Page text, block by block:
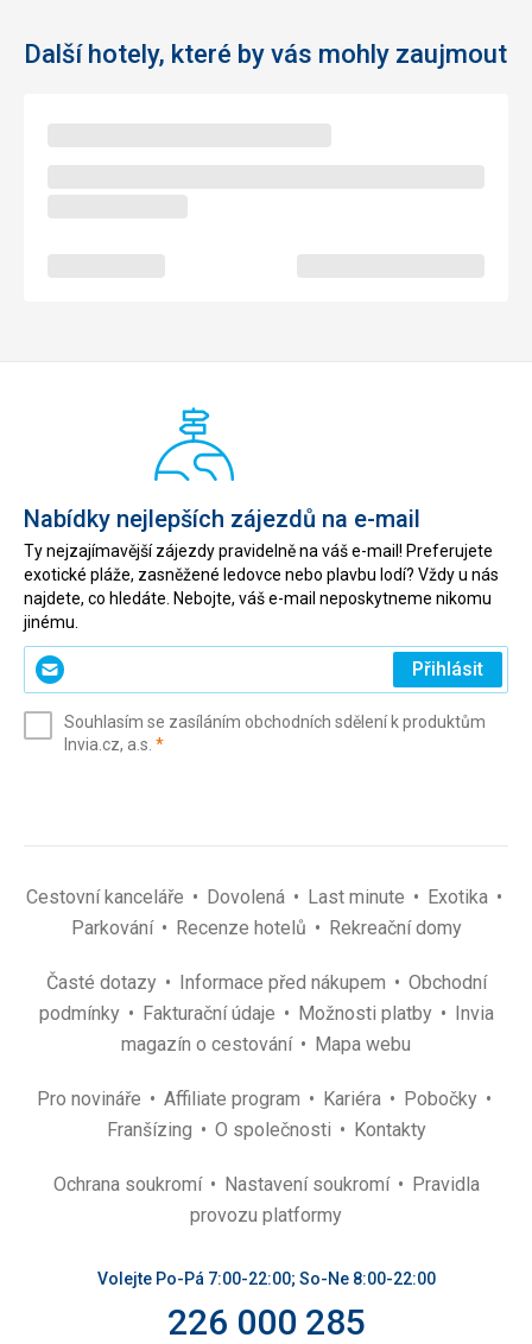
Další hotely, které by vás mohly zaujmout
Nabídky nejlepších zájezdů na e-mail
Ty nejzajímavější zájezdy pravidelně na váš e-mail! Preferujete
exotické pláže, zasněžené ledovce nebo plavbu lodí? Vždy u nás
najdete, co hledáte. Nebojte, váš e-mail neposkytneme nikomu
jinému.
Zadejte
svůj
(povinné)
Přihlásit
Souhlasím se zasíláním obchodních sdělení k produktům
Invia.cz, a.s. *(povinné)
Cestovní kanceláře Dovolená Last minute
Exotika
Parkování
Recenze hotelů Rekreační domy
Časté dotazy Informace před nákupem
Obchodní
podmínky
Fakturační údaje Možnosti platby
Invia
magazín o cestování
Mapa webu
Pro novináře Affiliate program Kariéra
Pobočky
Franšízing
O společnosti Kontakty
Ochrana soukromí Nastavení soukromí
Pravidla
provozu platformy
Volejte Po-Pá 7:00-22:00; So-Ne 8:00-22:00
226 000 285